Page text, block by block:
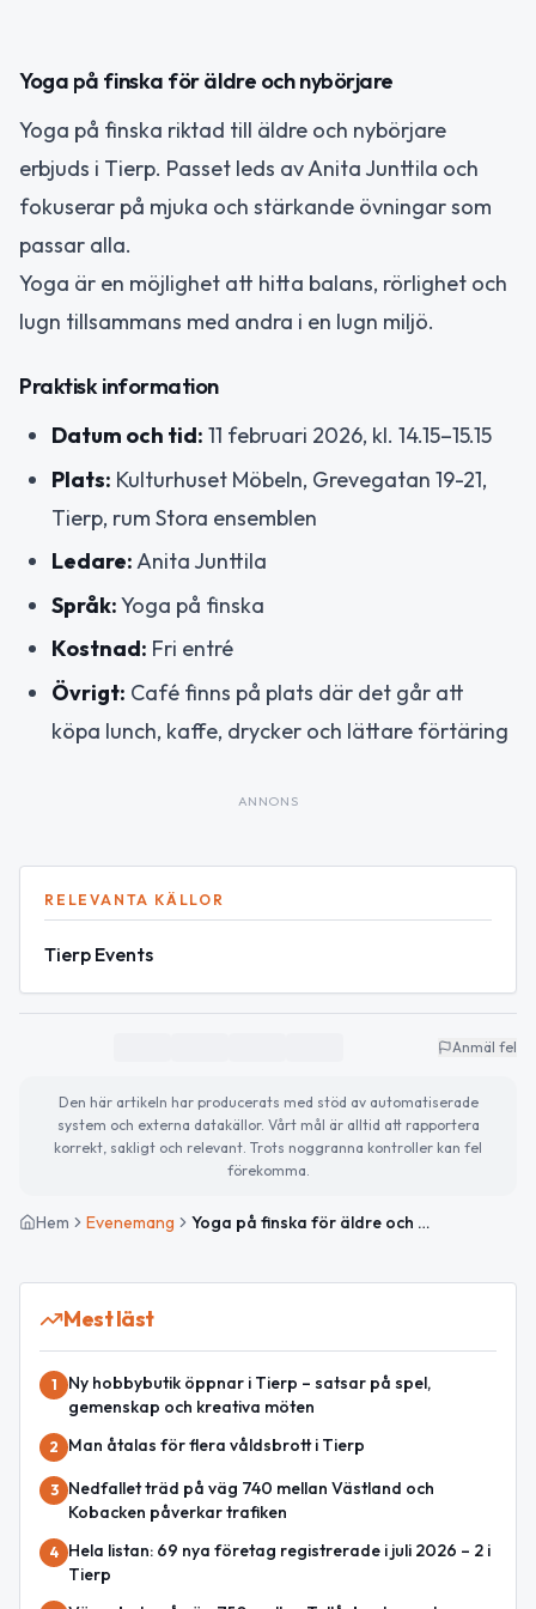
Yoga på finska för äldre och nybörjare
Yoga på finska riktad till äldre och nybörjare
erbjuds i Tierp. Passet leds av Anita Junttila och
fokuserar på mjuka och stärkande övningar som
passar alla.
Yoga är en möjlighet att hitta balans, rörlighet och
lugn tillsammans med andra i en lugn miljö.
Praktisk information
Datum och tid: 11 februari 2026, kl. 14.15–15.15
Plats: Kulturhuset Möbeln, Grevegatan 19-21,
Tierp, rum Stora ensemblen
Ledare:Anita Junttila
Språk:Yoga på finska
Kostnad: Fri entré
Övrigt: Café finns på plats där det går att
köpa lunch, kaffe, drycker och lättare förtäring
ANNONS
RELEVANTA KÄLLOR
Tierp Events
Anmäl fel
Den här artikeln har producerats med stöd av automatiserade
system och externa datakällor. Vårt mål är alltid att rapportera
korrekt, sakligt och relevant. Trots noggranna kontroller kan fel
förekomma.
Hem Evenemang Yoga på finska för äldre och nybörjare i Tierp
Mest läst
1
Ny hobbybutik öppnar i Tierp – satsar på spel,
gemenskap och kreativa möten
2 Man åtalas för flera våldsbrott i Tierp
3
Nedfallet träd på väg 740 mellan Västland och
Kobacken påverkar trafiken
4
Hela listan: 69 nya företag registrerade i juli 2026 – 2 i
Tierp